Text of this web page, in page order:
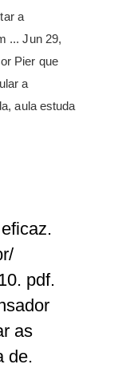
a
... Jun 29,
Pier que
a
aula estuda
pdf.
as
de.